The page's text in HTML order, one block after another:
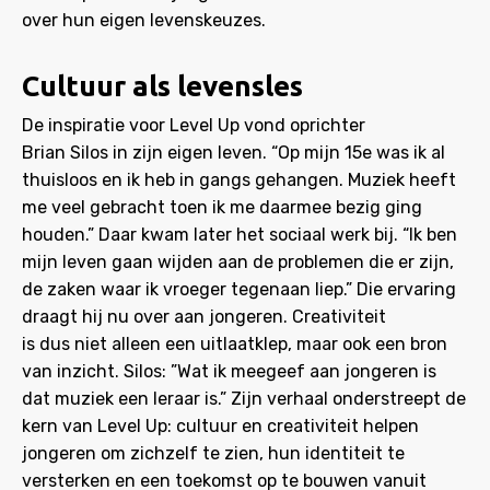
over hun eigen levenskeuzes.
Cultuur als levensles
De inspiratie voor Level Up vond oprichter
Brian Silos in zijn eigen leven. “Op mijn 15e was ik al
thuisloos en ik heb in gangs gehangen. Muziek heeft
me veel gebracht toen ik me daarmee bezig ging
houden.” Daar kwam later het sociaal werk bij. “Ik ben
mijn leven gaan wijden aan de problemen die er zijn,
de zaken waar ik vroeger tegenaan liep.” Die ervaring
draagt hij nu over aan jongeren. Creativiteit
is dus niet alleen een uitlaatklep, maar ook een bron
van inzicht. Silos: ”Wat ik meegeef aan jongeren is
dat muziek een leraar is.” Zijn verhaal onderstreept de
kern van Level Up: cultuur en creativiteit helpen
jongeren om zichzelf te zien, hun identiteit te
versterken en een toekomst op te bouwen vanuit